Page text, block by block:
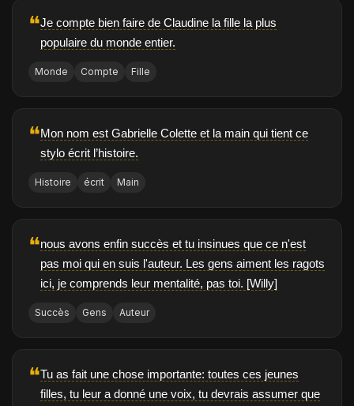
❝Je compte bien faire de Claudine la fille la plus
populaire du monde entier.
Monde Compte Fille
❝Mon nom est Gabrielle Colette et la main qui tient ce
stylo écrit l’histoire.
Histoire écrit Main
❝nous avons enfin succès et tu insinues que ce n'est
pas moi qui en suis l'auteur. Les gens aiment les ragots
ici, je comprends leur mentalité, pas toi. [Willy]
Succès Gens Auteur
❝Tu as fait une chose importante: toutes ces jeunes
filles, tu leur a donné une voix, tu devrais assumer que